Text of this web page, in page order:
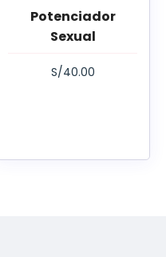
Potenciador
Sexual
S/40.00